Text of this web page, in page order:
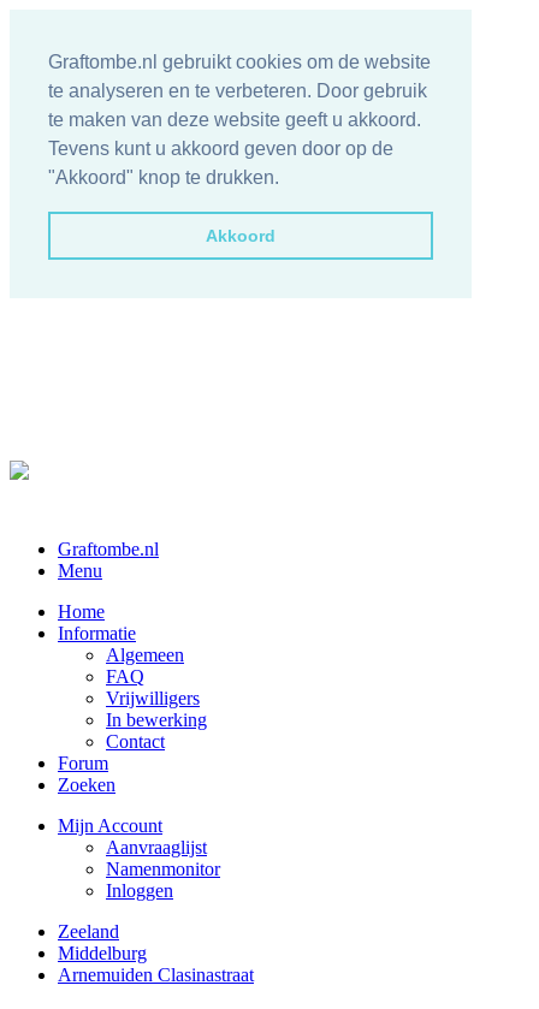
Graftombe.nl gebruikt cookies om de website
te analyseren en te verbeteren. Door gebruik
te maken van deze website geeft u akkoord.
Tevens kunt u akkoord geven door op de
"Akkoord" knop te drukken.
Akkoord
Graftombe.nl
Menu
Home
Informatie
Algemeen
FAQ
Vrijwilligers
In bewerking
Contact
Forum
Zoeken
Mijn Account
Aanvraaglijst
Namenmonitor
Inloggen
Zeeland
Middelburg
Arnemuiden Clasinastraat